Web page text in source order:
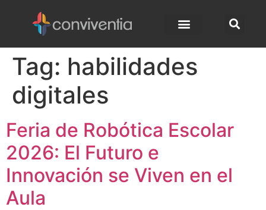
Tag: habilidades
digitales
Feria de Robótica Escolar
2026: El Futuro e
Innovación se Viven en el
Aula